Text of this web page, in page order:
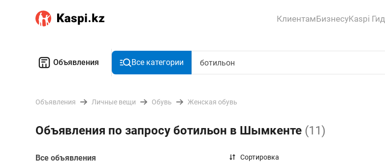
КлиентамБизнесуKaspi Гид
Объявления Все категории
Объявления Личные вещи Обувь Женская обувь
Объявления по запросу ботильон в Шымкенте (11)
Все объявления
Сортировка